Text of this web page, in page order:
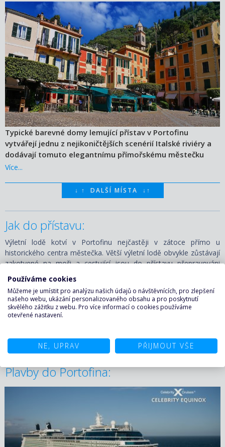
Typické barevné domy lemující přístav v Portofinu
vytvářejí jednu z nejikoničtějších scenérií Italské riviéry a
dodávají tomuto elegantnímu přímořskému městečku
jeho nezaměnitelný středomořský charakter.
Více...
↓ ↑ DALŠÍ MÍSTA ↓ ↑
Jak do přístavu:
Výletní lodě kotví v Portofinu nejčastěji v zátoce přímo u
historického centra městečka. Větší výletní lodě obvykle zůstávají
zakotvené na moři a cestující jsou do přístavu přepravováni
menšími tendry. Přístav se nachází v bezprostřední blízkosti
hlavníhonáměstí Piazzetta di Portofino
luxusních butiků. Portofino patří mezi menší destinaceItalské
riviéry, díky čemuž je většina hlavních památek i vyhlídek
dostupná pohodlně pěšky. V okolí přístavu jsou k dispozici taxi,
Santa Margherita Ligurenebo Rapallo.
Plavby do Portofina:
ZOBRAZIT DETAIL
ZOBRAZIT DETAIL
03.08.2027 – 12.08.2027
29 740 KČ/OS.
(1 229 €)
Používáme cookies
Můžeme je umístit pro analýzu našich údajů o návštěvnících, pro zlepšení
našeho webu, ukázání personalizovaného obsahu a pro poskytnutí
skvělého zážitku z webu. Pro více informací o cookies používáme
otevřené nastavení.
NE, UPRAV PŘIJMOUT VŠE